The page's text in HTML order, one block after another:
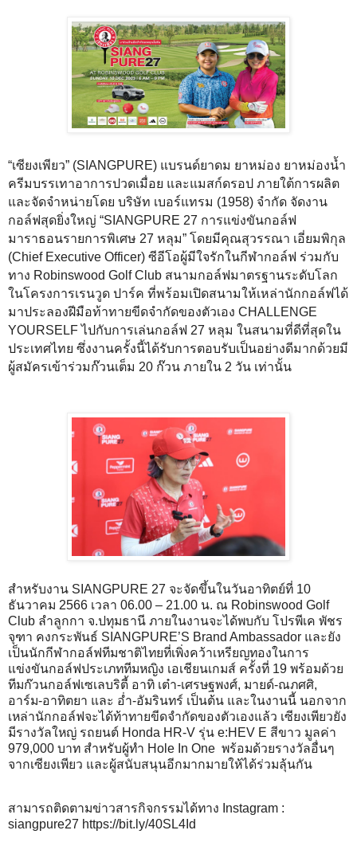
“เซียงเพียว” (SIANGPURE) แบรนด์ยาดม ยาหม่อง ยาหม่องน้ำ
ครีมบรรเทาอาการปวดเมื่อย และแมสก์ดรอป ภายใต้การผลิต
และจัดจำหน่ายโดย บริษัท เบอร์แทรม (1958) จำกัด จัดงาน
กอล์ฟสุดยิ่งใหญ่ “SIANGPURE 27 การแข่งขันกอล์ฟ
มาราธอนรายการพิเศษ 27 หลุม” โดยมีคุณสุวรรณา เอี่ยมพิกุล
(Chief Executive Officer) ซีอีโอผู้มีใจรักในกีฬากอล์ฟ ร่วมกับ
ทาง Robinswood Golf Club สนามกอล์ฟมาตรฐานระดับโลก
ในโครงการเรนวูด ปาร์ค ที่พร้อมเปิดสนามให้เหล่านักกอล์ฟได้
มาประลองฝีมือท้าทายขีดจำกัดของตัวเอง CHALLENGE
YOURSELF ไปกับการเล่นกอล์ฟ 27 หลุม ในสนามที่ดีที่สุดใน
ประเทศไทย ซึ่งงานครั้งนี้ได้รับการตอบรับเป็นอย่างดีมากด้วยมี
ผู้สมัครเข้าร่วมก๊วนเต็ม 20 ก๊วน ภายใน 2 วัน เท่านั้น
สำหรับงาน SIANGPURE 27 จะจัดขึ้นในวันอาทิตย์ที่ 10
ธันวาคม 2566 เวลา 06.00 – 21.00 น. ณ Robinswood Golf
Club ลำลูกกา จ.ปทุมธานี ภายในงานจะได้พบกับ โปรพีเค พัชร
จุฑา คงกระพันธ์ SIANGPURE’S Brand Ambassador และยัง
เป็นนักกีฬากอล์ฟทีมชาติไทยที่เพิ่งคว้าเหรียญทองในการ
แข่งขันกอล์ฟประเภททีมหญิง เอเชียนเกมส์ ครั้งที่ 19 พร้อมด้วย
ทีมก๊วนกอล์ฟเซเลบริตี้ อาทิ เต๋า-เศรษฐพงศ์, มายด์-ณภศศิ,
อาร์ม-อาทิตยา และ อ่ำ-อัมรินทร์ เป็นต้น และในงานนี้ นอกจาก
เหล่านักกอล์ฟจะได้ท้าทายขีดจำกัดของตัวเองแล้ว เซียงเพียวยัง
มีรางวัลใหญ่ รถยนต์ Honda HR-V รุ่น e:HEV E สีขาว มูลค่า
979,000 บาท สำหรับผู้ทำ Hole In One พร้อมด้วยรางวัลอื่นๆ
จากเซียงเพียว และผู้สนับสนุนอีกมากมายให้ได้ร่วมลุ้นกัน
สามารถติดตามข่าวสารกิจกรรมได้ทาง Instagram :
siangpure27 https://bit.ly/40SL4Id